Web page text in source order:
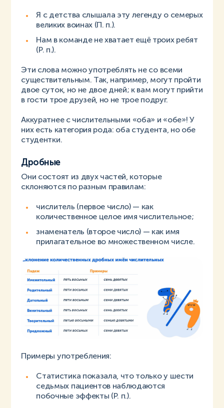
Я с детства слышала эту легенду о семерых
великих воинах (П. п.).
Нам в команде не хватает ещё троих ребят
(Р. п.).
Эти слова можно употреблять не со всеми
существительным. Так, например, могут пройти
двое суток, но не двое дней; к вам могут прийти
в гости трое друзей, но не трое подруг.
Аккуратнее с числительными «оба» и «обе»! У
них есть категория рода: оба студента, но обе
студентки.
Дробные
Они состоят из двух частей, которые
склоняются по разным правилам:
числитель (первое число) — как
количественное целое имя числительное;
знаменатель (второе число) — как имя
прилагательное во множественном числе.
Примеры употребления:
Статистика показала, что только у шести
седьмых пациентов наблюдаются
побочные эффекты (Р. п.).